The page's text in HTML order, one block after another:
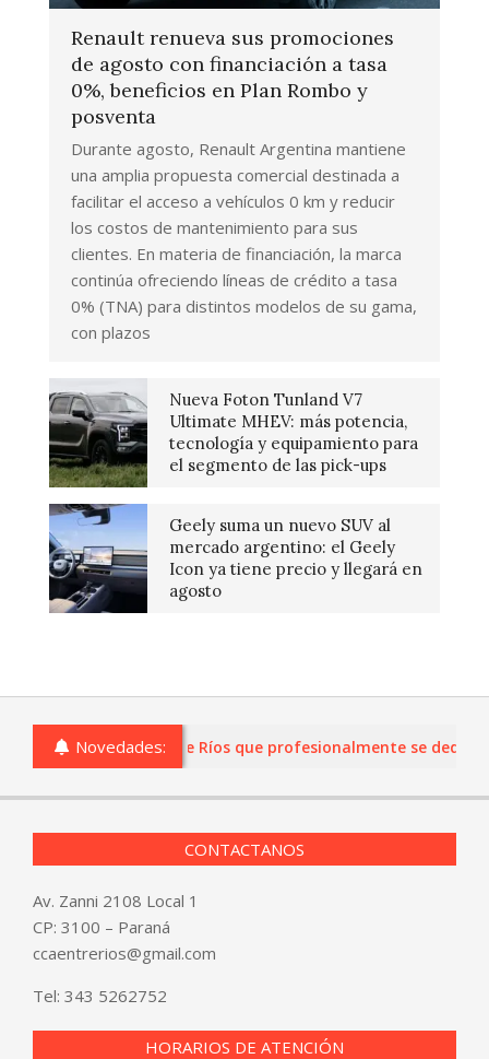
Renault renueva sus promociones
de agosto con financiación a tasa
0%, beneficios en Plan Rombo y
posventa
Durante agosto, Renault Argentina mantiene
una amplia propuesta comercial destinada a
facilitar el acceso a vehículos 0 km y reducir
los costos de mantenimiento para sus
clientes. En materia de financiación, la marca
continúa ofreciendo líneas de crédito a tasa
0% (TNA) para distintos modelos de su gama,
con plazos
Nueva Foton Tunland V7
Ultimate MHEV: más potencia,
tecnología y equipamiento para
el segmento de las pick-ups
Geely suma un nuevo SUV al
mercado argentino: el Geely
Icon ya tiene precio y llegará en
agosto
Novedades:
o comercios de Entre Ríos que profesionalmente se
CONTACTANOS
Av. Zanni 2108 Local 1
CP: 3100 – Paraná
ccaentrerios@gmail.com
Tel: 343 5262752
HORARIOS DE ATENCIÓN